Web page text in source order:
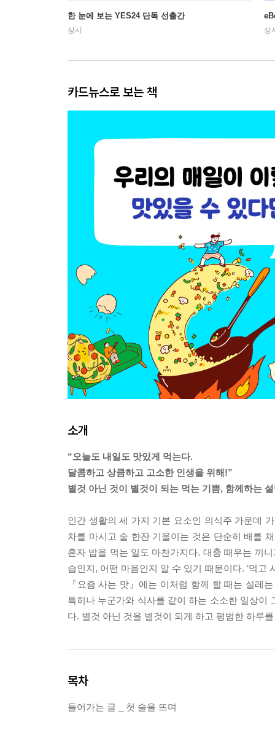
한 눈에 보는 YES24 단독 선출간
상시 상
카드뉴스로 보는 책
소개
“오늘도 내일도 맛있게 먹는다.
달콤하고 상큼하고 고소한 인생을 위해!”
별것 아닌 것이 별것이 되는 먹는 기쁨, 함께하는
인간 생활의 세 가지 기본 요소인 의식주 가운데
차를 마시고 술 한잔 기울이는 것은 단순히 배를
혼자 밥을 먹는 일도 마찬가지다. 대충 때우는 끼
습인지, 어떤 마음인지 알 수 있기 때문이다. ‘먹고
『요즘 사는 맛』에는 이처럼 함께 할 때는 설레
특히나 누군가와 식사를 같이 하는 소소한 일상이
다. 별것 아닌 것을 별것이 되게 하고 평범한 하루
목차
들어가는 글 _ 첫 술을 뜨며